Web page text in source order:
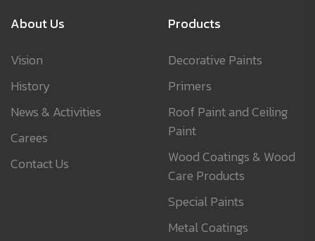
About Us
Vision
History
News & Activities
Carees
Contact Us
Products
Decorative Paints
Primers
Roof Paint and Ceiling
Paint
Wood Coatings & Wood
Care Products
Special Paints
Metal Coatings